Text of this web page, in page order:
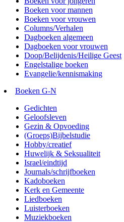
Boeken voor mannen
Boeken voor vrouwen
Columns/Verhalen
Dagboeken algemeen
Dagboeken voor vrouwen
Doop/Belijdenis/Heilige Geest
Engelstalige boeken
Evangelie/kennismaking
Boeken G-N
Gedichten
Geloofsleven
Gezin & Opvoeding
(Groeps)Bijbelstudie
Hobby/creatief
Huwelijk & Seksualiteit
Israel/eindtijd
Journals/schrijfboeken
Kadoboeken
Kerk en Gemeente
Liedboeken
Luisterboeken
Muziekboeken